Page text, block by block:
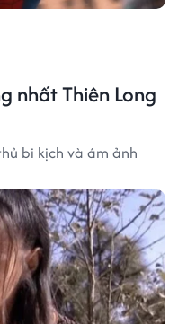
nhất Thiên Long
bi kịch và ám ảnh